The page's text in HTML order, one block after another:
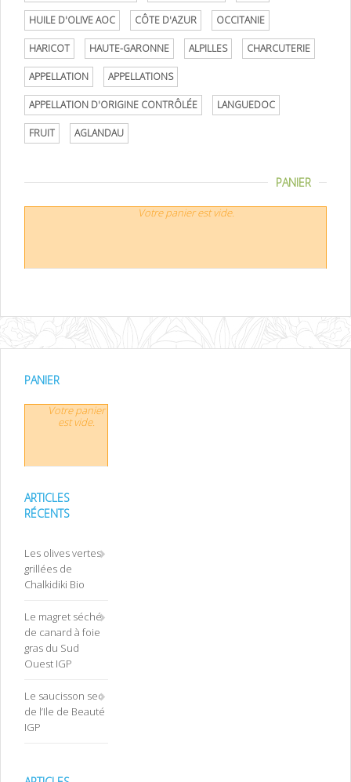
HUILE D'OLIVE AOC CÔTE D'AZUR OCCITANIE
HARICOT HAUTE-GARONNE ALPILLES CHARCUTERIE
APPELLATION APPELLATIONS
APPELLATION D'ORIGINE CONTRÔLÉE LANGUEDOC
FRUIT AGLANDAU
PANIER
Votre panier est vide.
PANIER
Votre panier
est vide.
ARTICLES
RÉCENTS
Les olives vertes
grillées de
Chalkidiki Bio
Le magret séché
de canard à foie
gras du Sud
Ouest IGP
Le saucisson sec
de l’Ile de Beauté
IGP